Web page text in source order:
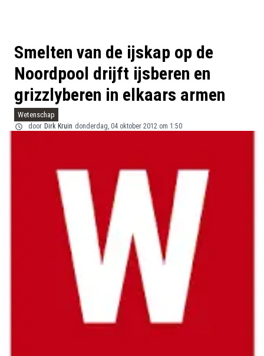
Smelten van de ijskap op de
Noordpool drijft ijsberen en
grizzlyberen in elkaars armen
Wetenschap
door Dirk Kruin donderdag, 04 oktober 2012 om 1:50